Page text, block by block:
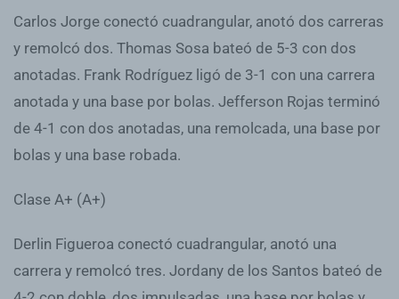
Carlos Jorge conectó cuadrangular, anotó dos carreras
y remolcó dos. Thomas Sosa bateó de 5-3 con dos
anotadas. Frank Rodríguez ligó de 3-1 con una carrera
anotada y una base por bolas. Jefferson Rojas terminó
de 4-1 con dos anotadas, una remolcada, una base por
bolas y una base robada.
Clase A+ (A+)
Derlin Figueroa conectó cuadrangular, anotó una
carrera y remolcó tres. Jordany de los Santos bateó de